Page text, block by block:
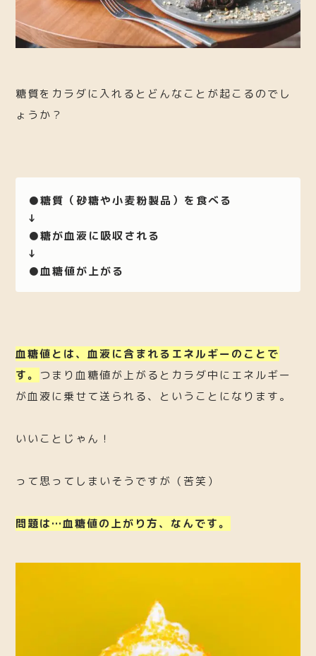
糖質をカラダに入れるとどんなことが起こるのでし
ょうか？
●糖質（砂糖や小麦粉製品）を食べる
↓
●糖が血液に吸収される
↓
●血糖値が上がる
血糖値とは、血液に含まれるエネルギーのことで
す。 つまり血糖値が上がるとカラダ中にエネルギー
が血液に乗せて送られる、ということになります。
いいことじゃん！
って思ってしまいそうですが（苦笑）
問題は…血糖値の上がり方、なんです。